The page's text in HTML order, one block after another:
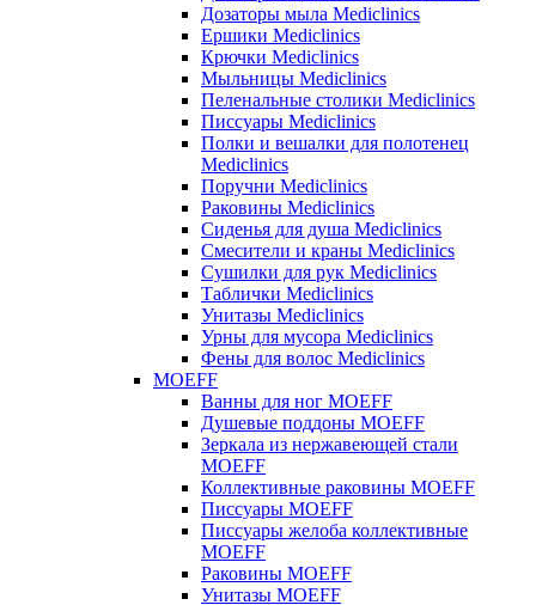
Дозаторы мыла Mediclinics
Ершики Mediclinics
Крючки Mediclinics
Мыльницы Mediclinics
Пеленальные столики Mediclinics
Писсуары Mediclinics
Полки и вешалки для полотенец
Mediclinics
Поручни Mediclinics
Раковины Mediclinics
Сиденья для душа Mediclinics
Смесители и краны Mediclinics
Сушилки для рук Mediclinics
Таблички Mediclinics
Унитазы Mediclinics
Урны для мусора Mediclinics
Фены для волос Mediclinics
MOEFF
Ванны для ног MOEFF
Душевые поддоны MOEFF
Зеркала из нержавеющей стали
MOEFF
Коллективные раковины MOEFF
Писсуары MOEFF
Писсуары желоба коллективные
MOEFF
Раковины MOEFF
Унитазы MOEFF